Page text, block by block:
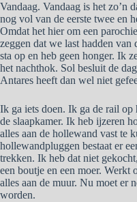
Vandaag. Vandaag is het zo’n
nog vol van de eerste twee en
Omdat het hier om een
zeggen dat we last hadden van
sta op en heb geen honger. Ik
het nachthok. Sol besluit de
Antares heeft dan wel niet
Ik ga iets doen. Ik ga de rail
de slaapkamer. Ik heb ijzeren
alles aan de hollewand vast te
hollewandpluggen bestaat er
trekken. Ik heb dat niet
een boutje en een moer. Werkt
alles aan de muur. Nu moet er
worden.